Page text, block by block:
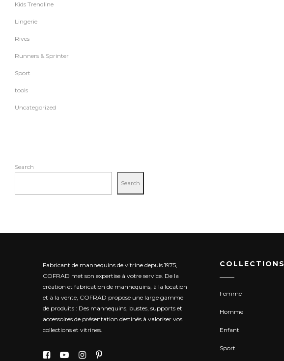
Kids Trendline
Lingerie
Rives
Runners & Sprinter
Sport
tools
Uncategorized
Search
Search
Fabricant de mannequins de vitrine depuis 1975,
COFRAD met son expertise à votre service. De la
création et fabrication de mannequins, à la location
et à la vente, COFRAD propose une large gamme
de produits : Des mannequins, bustes, supports et
accessoires de présentation destinés à valoriser vos
collections et vitrines.
COLLECTIONS
Femme
Homme
Enfant
Sport